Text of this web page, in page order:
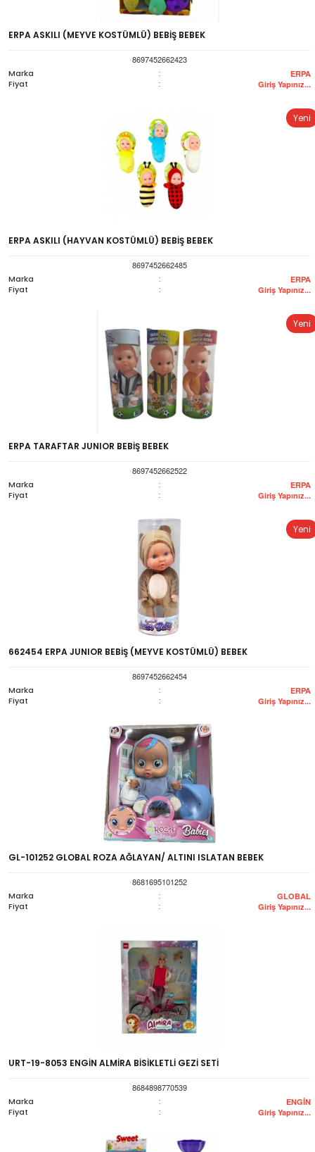
ERPA ASKILI (MEYVE KOSTÜMLÜ) BEBİŞ BEBEK
8697452662423
Marka
: ERPA
Fiyat : Giriş Yapınız...
Yeni
ERPA ASKILI (HAYVAN KOSTÜMLÜ) BEBİŞ BEBEK
8697452662485
Marka
: ERPA
Fiyat : Giriş Yapınız...
Yeni
ERPA TARAFTAR JUNIOR BEBİŞ BEBEK
8697452662522
Marka
: ERPA
Fiyat : Giriş Yapınız...
Yeni
662454 ERPA JUNIOR BEBİŞ (MEYVE KOSTÜMLÜ) BEBEK
8697452662454
Marka
: ERPA
Fiyat : Giriş Yapınız...
GL-101252 GLOBAL ROZA AĞLAYAN/ ALTINI ISLATAN BEBEK
8681695101252
Marka
: GLOBAL
Fiyat : Giriş Yapınız...
URT-19-8053 ENGİN ALMİRA BİSİKLETLİ GEZİ SETİ
8684898770539
Marka
: ENGİN
Fiyat : Giriş Yapınız...